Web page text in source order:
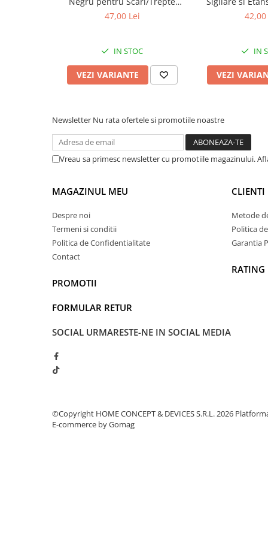
- fixare simpla si puternica pe
repozitionati
- pachetul incude 1 suport pentru para
dublu adeziva pentru
, practic si
Aplicabila in Interior/Exterior
47,00 Lei
IN STOC
VEZI VARIANTE
Recipiente42,00
IN
VEZI
Newsletter Nu rata ofertele si promotiile noastre
Vreau sa primesc newsletter cu promotiile magazinului.
MAGAZINUL MEU
Despre noi
Termeni si conditii
Politica de Confidentialitate
Contact
PROMOTII
FORMULAR RETUR
CLIENTI
Metode
Politica
Garantia
RATING
SOCIAL URMARESTE-NE IN SOCIAL MEDIA
©Copyright HOME CONCEPT & DEVICES S.R.L. 2026
E-commerce by Gomag